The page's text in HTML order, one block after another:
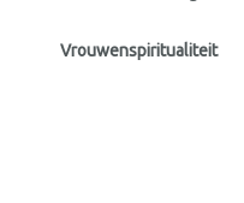
Vrouwenspiritualiteit